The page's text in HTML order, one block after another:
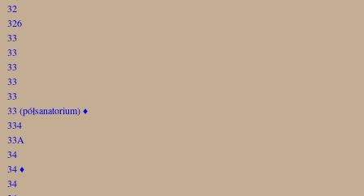
32
326
33
33
33
33
33
33 (półsanatorium)♦
334
33A
34
34♦
34